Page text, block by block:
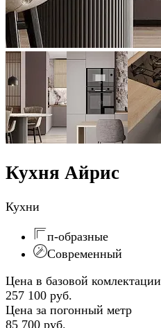
Кухня Айрис
Кухни
п-образные
Современный
Цена в базовой комлектации
257 100 руб.
Цена за погонный метр
85 700 руб.